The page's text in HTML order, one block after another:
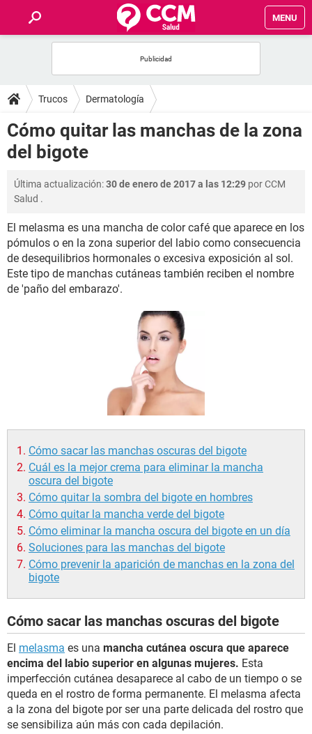
MENU
FOROS
SALUD
FAMILIA
NUTRICIÓN
BIENESTAR
SEXUALIDAD
Trucos Dermatología
Cómo quitar las manchas de la zona
del bigote
Última actualización:30 de enero de 2017 a las 12:29 porCCM
Salud .
El melasma es una mancha de color café que aparece en los
pómulos o en la zona superior del labio como consecuencia
de desequilibrios hormonales o excesiva exposición al sol.
Este tipo de manchas cutáneas también reciben el nombre
de 'paño del embarazo'.
Cómo sacar las manchas oscuras del bigote
Cuál es la mejor crema para eliminar la mancha
oscura del bigote
Cómo quitar la sombra del bigote en hombres
Cómo quitar la mancha verde del bigote
Cómo eliminar la mancha oscura del bigote en un día
Soluciones para las manchas del bigote
Cómo prevenir la aparición de manchas en la zona del
bigote
Cómo sacar las manchas oscuras del bigote
El melasma es una mancha cutánea oscura que aparece
encima del labio superior en algunas mujeres. Esta
imperfección cutánea desaparece al cabo de un tiempo o se
queda en el rostro de forma permanente. El melasma afecta
a la zona del bigote por ser una parte delicada del rostro que
se sensibiliza aún más con cada depilación.